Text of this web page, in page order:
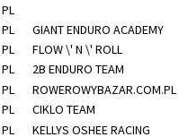
PL
PL GIANT ENDURO ACADEMY
PL FLOW \' N \' ROLL
PL 2B ENDURO TEAM
PL ROWEROWYBAZAR.COM.PL
PL CIKLO TEAM
PL KELLYS OSHEE RACING